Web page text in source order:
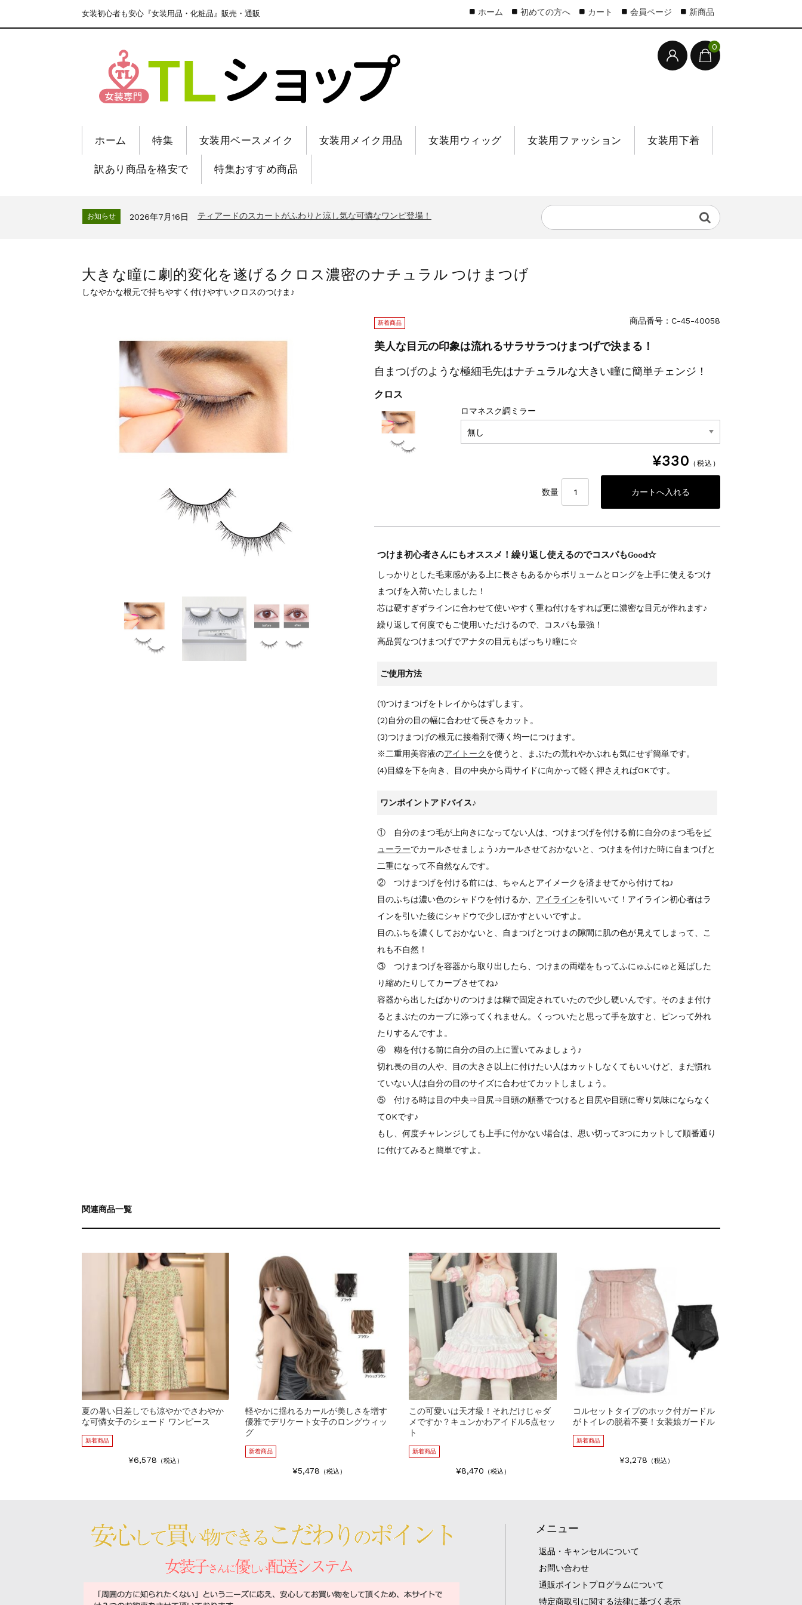
女装初心者も安心『女装用品・化粧品』販売・通販
0
ホーム 特集 女装用ベースメイク 女装用メイク用品 女装用ウィッグ 女装用ファッション 女装用下着
訳あり商品を格安で 特集おすすめ商品
ホーム 初めての方へ カート 会員ページ 新商品
お知らせ 2026年7月16日 ティアードのスカートがふわりと涼し気な可憐なワンピ登場！
大きな瞳に劇的変化を遂げるクロス濃密のナチュラル つけまつげ
しなやかな根元で持ちやすく付けやすいクロスのつけま♪
新着商品 商品番号：C-45-40058
美人な目元の印象は流れるサラサラつけまつげで決まる！
自まつげのような極細毛先はナチュラルな大きい瞳に簡単チェンジ！
クロス
ロマネスク調ミラー
¥330 （税込）
数量
つけま初心者さんにもオススメ！繰り返し使えるのでコスパもGood☆
しっかりとした毛束感がある上に長さもあるからボリュームとロングを上手に使えるつけ
まつげを入荷いたしました！
芯は硬すぎずラインに合わせて使いやすく重ね付けをすれば更に濃密な目元が作れます♪
繰り返して何度でもご使用いただけるので、コスパも最強！
高品質なつけまつげでアナタの目元もぱっちり瞳に☆
ご使用方法
(1)つけまつげをトレイからはずします。
(2)自分の目の幅に合わせて長さをカット。
(3)つけまつげの根元に接着剤で薄く均一につけます。
※二重用美容液のアイトークを使うと、まぶたの荒れやかぶれも気にせず簡単です。
(4)目線を下を向き、目の中央から両サイドに向かって軽く押さえればOKです。
ワンポイントアドバイス♪
① 自分のまつ毛が上向きになってない人は、つけまつげを付ける前に自分のまつ毛をビ
ューラーでカールさせましょう♪カールさせておかないと、つけまを付けた時に自まつげと
二重になって不自然なんです。
② つけまつげを付ける前には、ちゃんとアイメークを済ませてから付けてね♪
目のふちは濃い色のシャドウを付けるか、 アイラインを引いいて！アイライン初心者はラ
インを引いた後にシャドウで少しぼかすといいですよ。
目のふちを濃くしておかないと、自まつげとつけまの隙間に肌の色が見えてしまって、こ
れも不自然！
③ つけまつげを容器から取り出したら、つけまの両端をもってふにゅふにゅと延ばした
り縮めたりしてカーブさせてね♪
容器から出したばかりのつけまは糊で固定されていたので少し硬いんです。そのまま付け
るとまぶたのカーブに添ってくれません。くっついたと思って手を放すと、ピンって外れ
たりするんですよ。
④ 糊を付ける前に自分の目の上に置いてみましょう♪
切れ長の目の人や、目の大きさ以上に付けたい人はカットしなくてもいいけど、まだ慣れ
ていない人は自分の目のサイズに合わせてカットしましょう。
⑤ 付ける時は目の中央⇒目尻⇒目頭の順番でつけると目尻や目頭に寄り気味にならなく
てOKです♪
もし、何度チャレンジしても上手に付かない場合は、思い切って3つにカットして順番通り
に付けてみると簡単ですよ。
関連商品一覧
夏の暑い日差しでも涼やかでさわやか
な可憐女子のシェード ワンピース
新着商品
¥6,578 （税込）
軽やかに揺れるカールが美しさを増す
優雅でデリケート女子のロングウィッ
グ
新着商品
¥5,478 （税込）
この可愛いは天才級！それだけじゃダ
メですか？キュンかわアイドル5点セッ
ト
新着商品
¥8,470 （税込）
コルセットタイプのホック付ガードル
がトイレの脱着不要！女装娘ガードル
新着商品
¥3,278 （税込）
メニュー
返品・キャンセルについて
お問い合わせ
通販ポイントプログラムについて
特定商取引に関する法律に基づく表示